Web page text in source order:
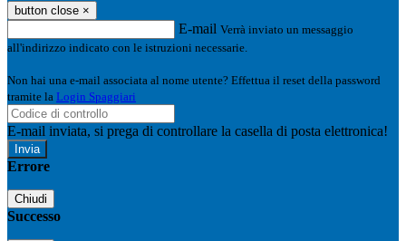
button close ×
E-mail Verrà inviato un messaggio
all'indirizzo indicato con le istruzioni necessarie.
Non hai una e-mail associata al nome utente? Effettua il reset della password
tramite la Login Spaggiari
E-mail inviata, si prega di controllare la casella di posta elettronica!
Errore
Chiudi
Successo